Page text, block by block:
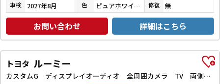
車検 2027年8月 色 ピュアホワイトパール 修復 無
お問い合わせ 詳細はこちら
トヨタ ルーミー
カスタムG ディスプレイオーディオ 全周囲カメラ TV 両側電動スライドドア クリアランスソナー オートクルーズコントロール 衝突被害軽減システム アルミホイール LEDヘッドランプ ターボ スマートキー